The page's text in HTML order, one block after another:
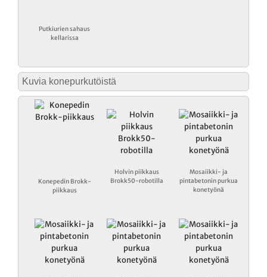
Putkiurien sahaus
kellarissa
Kuvia konepurkutöistä
Konepedin Brokk-
piikkaus
Holvin piikkaus
Brokk50-robotilla
Mosaiikki- ja
pintabetonin purkua
konetyönä